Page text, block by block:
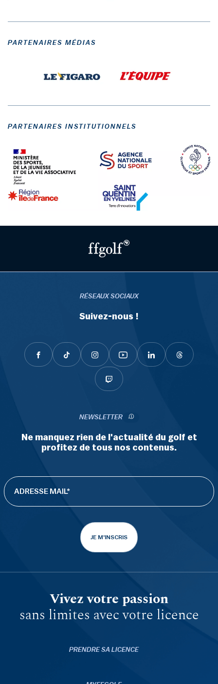
PARTENAIRES MÉDIAS
PARTENAIRES INSTITUTIONNELS
RÉSEAUX SOCIAUX
Suivez-nous !
NEWSLETTER
Ne manquez rien de l'actualité du golf et
profitez de tous nos contenus.
JE M'INSCRIS
Vivez votre passion
sans limites avec votre licence
PRENDRE SA LICENCE